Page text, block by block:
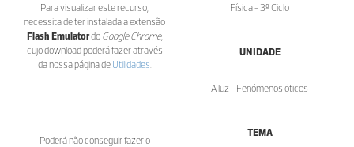
Para visualizar este recurso,
necessita de ter instalada a extensão
Flash Emulatordo Google Chrome,
cujo download poderá fazer através
da nossa página de Utilidades
Poderá não conseguir fazer o
Física - 3º Ciclo
UNIDADE
A luz - Fenómenos óticos
TEMA